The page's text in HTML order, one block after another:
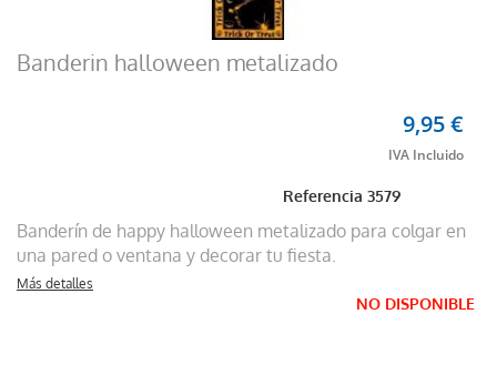
Banderin halloween metalizado
Referencia3579
9,95 €
Banderín de happy halloween metalizado para colgar en
una pared o ventana y decorar tu fiesta.
Más detalles
NO DISPONIBLE